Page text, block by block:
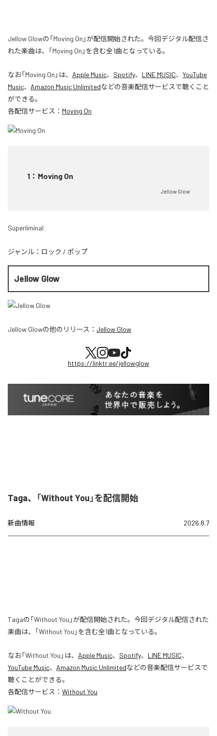
Jellow Glowの「Moving On」が配信開始された。今回デジタル配信さ
れた楽曲は、「Moving On」を含む全1曲となっている。
なお「Moving On 」は、 Apple Music、 Spotify、 LINE MUSIC、 YouTube
Music、 Amazon Music Unlimitedなどの音楽配信サービスで聴くこと
ができる。
各配信サービス： Moving On
1 ： Moving On
Jellow Glow
Superliminal
ジャンル： ロック / ポップ
Jellow Glow
Jellow Glowの他のリリース： Jellow Glow
https://linktr.ee/jellowglow
Taga、「Without You」を配信開始
新曲情報 2026.8.7
Tagaの「Without You」が配信開始された。今回デジタル配信された
楽曲は、「Without You」を含む全1曲となっている。
なお「Without You 」は、 Apple Music、 Spotify、 LINE MUSIC、
YouTube Music、 Amazon Music Unlimitedなどの音楽配信サービスで
聴くことができる。
各配信サービス： Without You